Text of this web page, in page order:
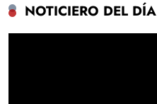
NOTICIERO DEL DÍA